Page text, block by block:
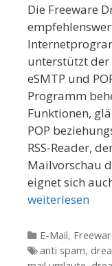
Die Freeware
unterstützt der
eSMTP und
Programm
Funktionen,
POP
RSS-Reader,
Mailvorschau
eignet sich
weiterlesen
Kategorien
E-Mail,
Tags
anti spam,